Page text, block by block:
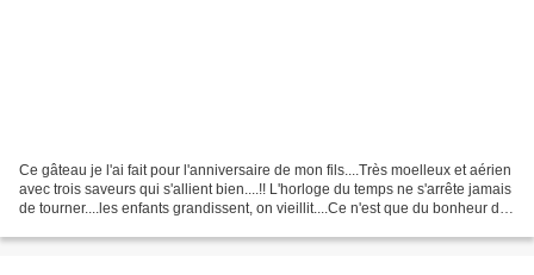
Ce gâteau je l'ai fait pour l'anniversaire de mon fils....Très moelleux et aérien
avec trois saveurs qui s'allient bien....!! L'horloge du temps ne s'arrête jamais
de tourner....les enfants grandissent, on vieillit....Ce n'est que du bonheur de